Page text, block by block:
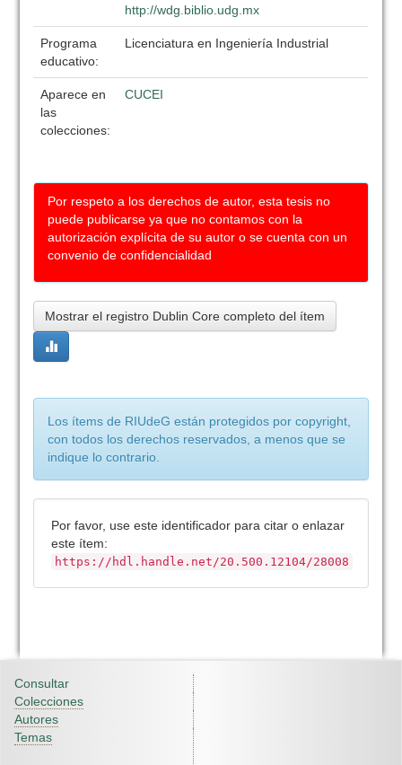
http://wdg.biblio.udg.mx
Programa
educativo:
Licenciatura en Ingeniería Industrial
Aparece en
las
colecciones:
CUCEI
Por respeto a los derechos de autor, esta tesis no
puede publicarse ya que no contamos con la
autorización explícita de su autor o se cuenta con un
convenio de confidencialidad
Mostrar el registro Dublin Core completo del ítem
Los ítems de RIUdeG están protegidos por copyright,
con todos los derechos reservados, a menos que se
indique lo contrario.
Por favor, use este identificador para citar o enlazar
este ítem:
https://hdl.handle.net/20.500.12104/28008
Consultar
Colecciones
Autores
Temas